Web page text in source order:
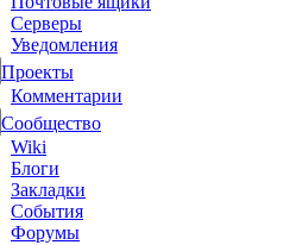
Серверы
Уведомления
Проекты
Комментарии
Сообщество
Wiki
Блоги
Закладки
События
Форумы